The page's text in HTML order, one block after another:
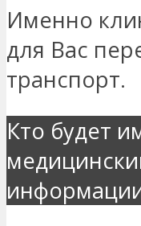
Именно
для Вас
транспорт.
Кто будет